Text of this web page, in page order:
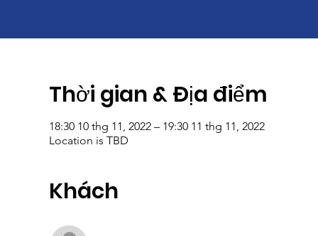
Thời gian & Địa điểm
18:30 10 thg 11, 2022 – 19:30 11 thg 11, 2022
Location is TBD
Khách